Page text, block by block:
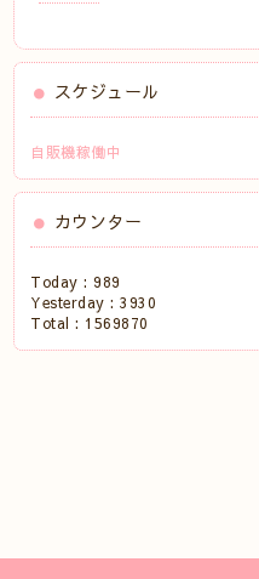
スケジュール
自販機稼働中
カウンター
Today :989
Yesterday :3930
Total : 1569870